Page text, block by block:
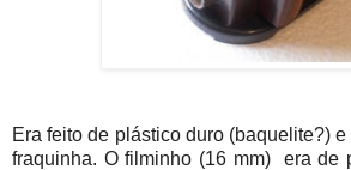
Era feito de plástico duro (baquelite?)
fraquinha. O filminho (16 mm) era de